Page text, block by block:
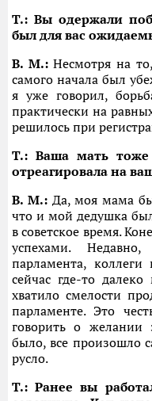
T.: Вы одержали
был для вас
В. М.:Несмотря на
самого начала был
я уже говорил,
практически на
решилось при
Т.: Ваша мать
отреагировала на
В. М.:Да, моя мама
что и мой дедушка
в советское время.
успехами.
парламента,
сейчас где-то
хватило смелости
парламенте. Это
говорить о желании
было, все произошло
русло.
Т.: Ранее вы